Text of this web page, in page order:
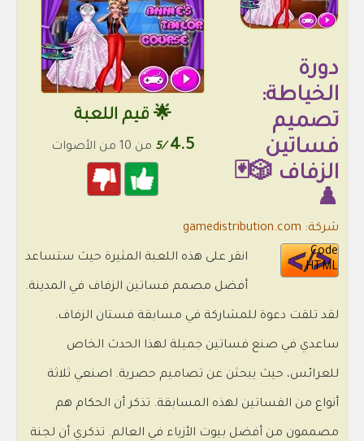
🌟 قيم اللعبة
4.5
/5 من 10 من الأصوات
دورة
الخياطة:
تصميم
فساتين
الزفاف 🎲🃏
♟️
شركة: gamedistribution.com
Code
HTML
انقر على هذه اللعبة المثيرة حيث ستساعد
أفضل مصمم فساتين الزفاف في المدينة.
لقد تلقت دعوة للمشاركة في مسابقة فستان الزفاف.
ساعدي في صنع فساتين جميلة لهذا الحدث الخاص
للعرائس، حيث يبحثن عن تصاميم حصرية. اصنعي ثلاثة
أنواع من الفساتين لهذه المسابقة. تذكر أن الحكام هم
مصممون من أفضل بيوت الأزياء في العالم. تذكري أن لجنة